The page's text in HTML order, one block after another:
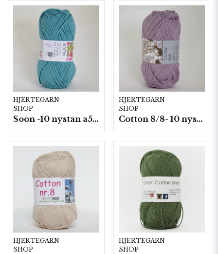
HJERTEGARN
SHOP
Soon -10 nystan a50g./fp.
HJERTEGARN
SHOP
Cotton 8/8- 10 nystan a50g./fp. (8059)
HJERTEGARN
SHOP
HJERTEGARN
SHOP